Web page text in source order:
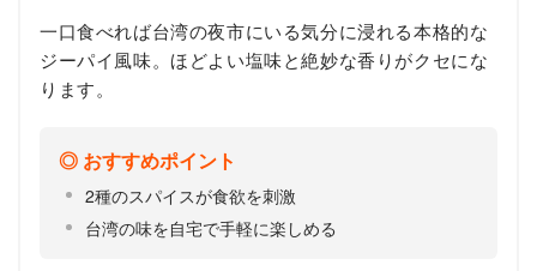
一口食べれば台湾の夜市にいる気分に浸れる本格的な
ジーパイ風味。ほどよい塩味と絶妙な香りがクセにな
ります。
おすすめポイント
2種のスパイスが食欲を刺激
台湾の味を自宅で手軽に楽しめる